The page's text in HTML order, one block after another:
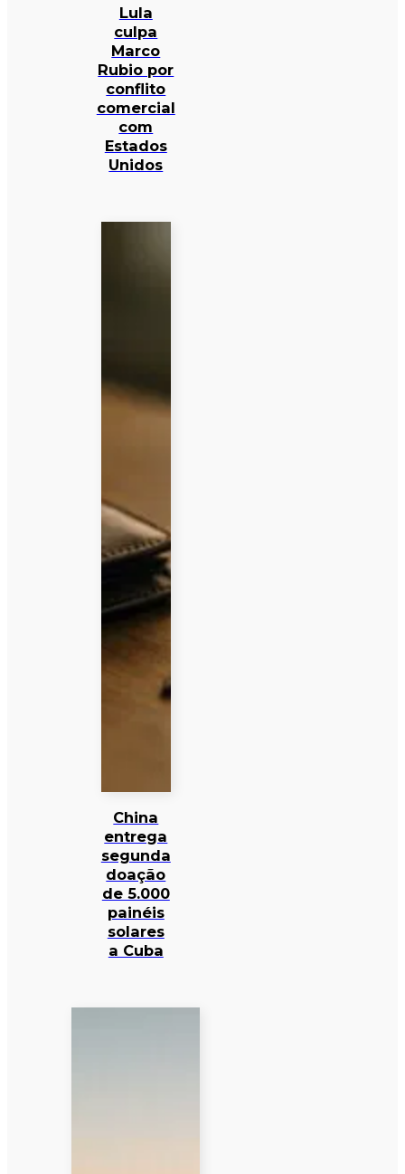
Lula
culpa
Marco
Rubio por
conflito
comercial
com
Estados
Unidos
China
entrega
segunda
doação
de 5.000
painéis
solares
a Cuba